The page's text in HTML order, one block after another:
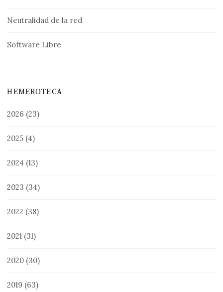
Neutralidad de la red
Software Libre
HEMEROTECA
2026 (23)
2025 (4)
2024 (13)
2023 (34)
2022 (38)
2021 (31)
2020 (30)
2019 (63)